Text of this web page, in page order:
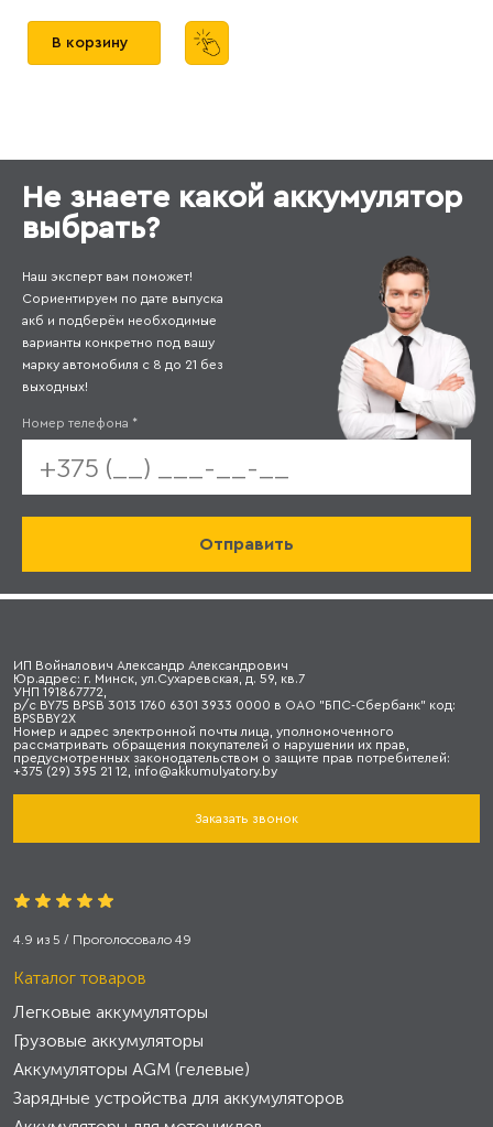
В корзину
Не знаете какой аккумулятор
выбрать?
Наш эксперт вам поможет!
Сориентируем по дате выпуска
акб и подберём необходимые
варианты конкретно под вашу
марку автомобиля с 8 до 21 без
выходных!
Номер телефона *
ИП Войналович Александр Александрович
Юр.адрес: г. Минск, ул.Сухаревская, д. 59, кв.7
УНП 191867772,
р/с BY75 BPSB 3013 1760 6301 3933 0000 в ОАО "БПС-Сбербанк" код:
BPSBBY2X
Номер и адрес электронной почты лица, уполномоченного
рассматривать обращения покупателей о нарушении их прав,
предусмотренных законодательством о защите прав потребителей:
+375 (29) 395 21 12, info@akkumulyatory.by
Заказать звонок
4.9 из 5 / Проголосовало 49
Каталог товаров
Легковые аккумуляторы
Грузовые аккумуляторы
Аккумуляторы AGM (гелевые)
Зарядные устройства для аккумуляторов